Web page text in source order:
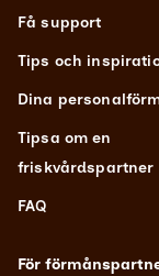
Få support
Tips och
Dina
Tipsa om en
friskvårdspartner
FAQ
För